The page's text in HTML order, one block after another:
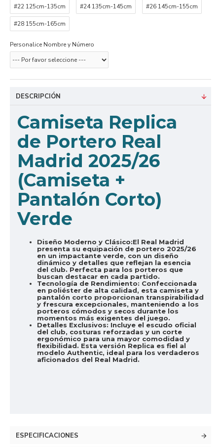
#22 125cm-135cm #24 135cm-145cm #26 145cm-155cm
#28 155cm-165cm
Personalice Nombre y Número
DESCRIPCIÓN
Camiseta Replica
de Portero Real
Madrid 2025/26
(Camiseta +
Pantalón Corto)
Verde
Diseño Moderno y Clásico:El Real Madrid
presenta su equipación de portero 2025/26
en un impactante verde, con un diseño
dinámico y detalles que reflejan la esencia
del club. Perfecta para los porteros que
buscan destacar en cada partido.
Tecnología de Rendimiento: Confeccionada
en poliéster de alta calidad, esta camiseta y
pantalón corto proporcionan transpirabilidad
y frescura excepcionales, manteniendo a los
porteros cómodos y secos durante los
momentos más exigentes del juego.
Detalles Exclusivos: Incluye el escudo oficial
del club, costuras reforzadas y un corte
ergonómico para una mayor comodidad y
flexibilidad. Esta versión Replica es fiel al
modelo Authentic, ideal para los verdaderos
aficionados del Real Madrid.
ESPECIFICACIONES